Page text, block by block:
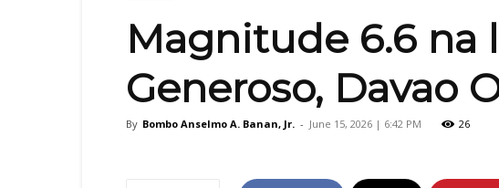
Magnitude 6.6 na
Generoso, Davao
By Bombo Anselmo A. Banan, Jr. - June 15, 2026 | 6:42 PM 26